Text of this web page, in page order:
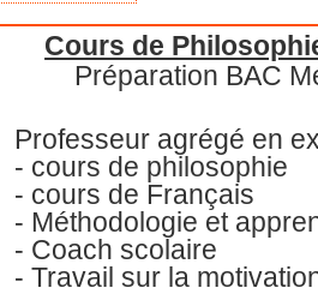
Cours de
Préparation BAC
Professeur agrégé en
- cours de philosophie
- cours de Français
- Méthodologie et
- Coach scolaire
- Travail sur la